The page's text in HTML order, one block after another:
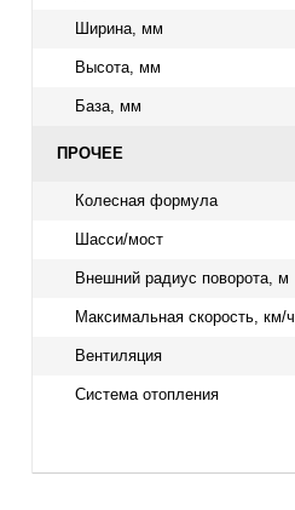
Ширина, мм
Высота, мм
База, мм
ПРОЧЕЕ
Колесная формула
Шасси/мост
Внешний радиус поворота, м
Максимальная скорость, км/ч
Вентиляция
Система отопления